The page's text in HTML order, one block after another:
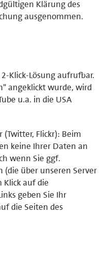
Klärung des
ausgenommen.
Klick-Lösung aufrufbar.
angeklickt wurde, wird
u.a. in die USA
Flickr): Beim
keine Ihrer Daten an
wenn Sie ggf.
(die über unseren Server
Klick auf die
geben Sie Ihr
die Seiten des